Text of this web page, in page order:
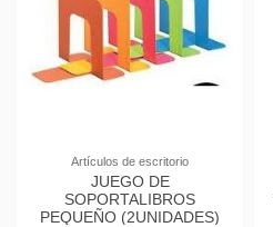
Artículos de escritorio
JUEGO DE
SOPORTALIBROS
PEQUEÑO (2UNIDADES)